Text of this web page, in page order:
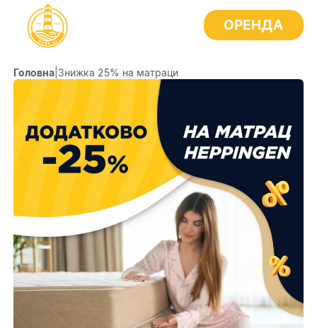
ОРЕНДА
Головна Знижка 25% на матраци